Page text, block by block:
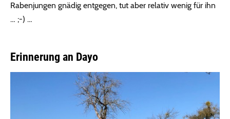
Rabenjungen gnädig entgegen, tut aber relativ wenig für ihn
… ;-) …
Erinnerung an Dayo